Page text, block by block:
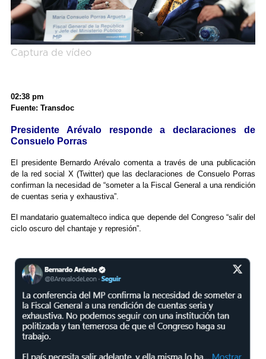
Captura de vídeo
02:38 pm
Fuente: Transdoc
Presidente Arévalo responde a declaraciones de
Consuelo Porras
El presidente Bernardo Arévalo comenta a través de una publicación
de la red social X (Twitter) que las declaraciones de Consuelo Porras
confirman la necesidad de “someter a la Fiscal General a una rendición
de cuentas seria y exhaustiva”.
El mandatario guatemalteco indica que depende del Congreso “salir del
ciclo oscuro del chantaje y represión”.